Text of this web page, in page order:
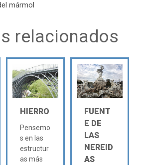
mármol
relacionados
HIERRO
Pensemo
s en las
estructur
as más
FUENT
E DE
LAS
NEREID
AS